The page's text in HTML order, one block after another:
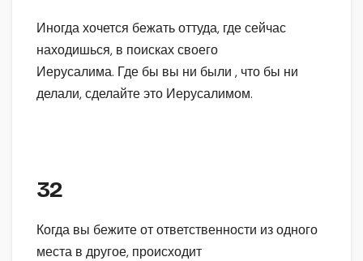
Иногда хочется бежать оттуда, где сейчас
находишься, в поисках своего
Иерусалима. Где бы вы ни были , что бы ни
делали, сделайте это Иерусалимом.
32
Когда вы бежите от ответственности из одного
места в другое, происходит